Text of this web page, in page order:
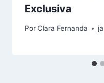
Exclusiva
PorClara Fernanda